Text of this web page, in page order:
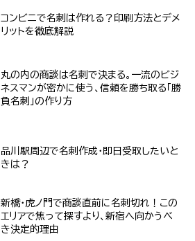
コンビニで名刺は作れる？印刷方法とデメ
リットを徹底解説
丸の内の商談は名刺で決まる。一流のビジ
ネスマンが密かに使う、信頼を勝ち取る「勝
負名刺」の作り方
品川駅周辺で名刺作成・即日受取したいと
きは？
新橋・虎ノ門で商談直前に名刺切れ！この
エリアで焦って探すより、新宿へ向かうべ
き決定的理由